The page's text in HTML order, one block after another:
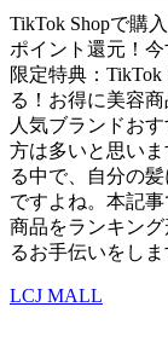
TikTok Shopで購
ポイント還元！
限定特典：
る！お得に美容
人気ブランドお
方は多いと思い
る中で、自分の
ですよね。本記
商品をランキン
るお手伝いをし
LCJ MALL